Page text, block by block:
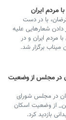
مردم ایران
با در دست
شعارهایی علیه
مردم ایران و در
میناب برگزار شد.
در مجلس از وضعیت
در مجلس شورای
از وضعیت اسکان
بازدید کرد.